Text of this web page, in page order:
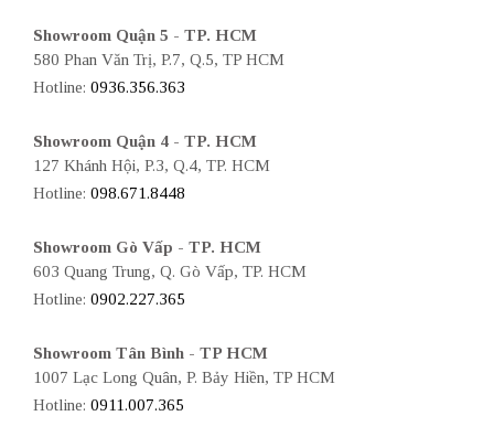
Showroom Quận 5 - TP. HCM
580 Phan Văn Trị, P.7, Q.5, TP HCM
Hotline: 0936.356.363
Showroom Quận 4 - TP. HCM
127 Khánh Hội, P.3, Q.4, TP. HCM
Hotline: 098.671.8448
Showroom Gò Vấp - TP. HCM
603 Quang Trung, Q. Gò Vấp, TP. HCM
Hotline: 0902.227.365
Showroom Tân Bình - TP HCM
1007 Lạc Long Quân, P. Bảy Hiền, TP HCM
Hotline: 0911.007.365